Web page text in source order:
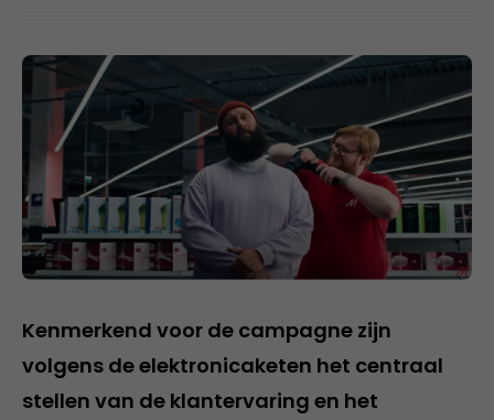
Kenmerkend voor de campagne zijn
volgens de elektronicaketen het centraal
stellen van de klantervaring en het